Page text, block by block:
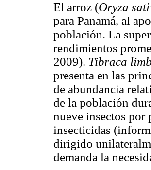
El arroz (Oryza
para Panamá, al
población. La
rendimientos
2009). Tibraca
presenta en las
de abundancia
de la población
nueve insectos por
insecticidas
dirigido
demanda la